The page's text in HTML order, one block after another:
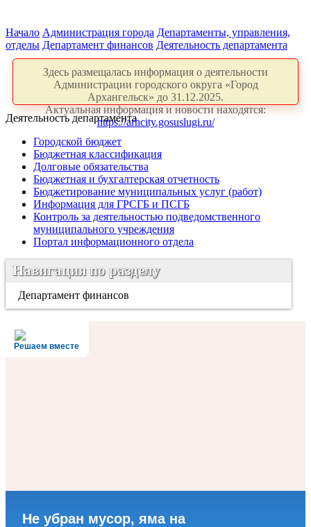
Начало Администрация города Департаменты, управления,
отделы Департамент финансов Деятельность департамента
Здесь размещалась информация о деятельности
Администрации городского округа «Город
Архангельск» до 31.12.2025.
Актуальная информация и новости находятся:
https://arhcity.gosuslugi.ru/
Деятельность департамента
Городской бюджет
Бюджетная классификация
Долговые обязательства
Бюджетная и бухгалтерская отчетность
Бюджетирование муниципальных услуг (работ)
Информация для ГРСГБ и ПСГБ
Контроль за деятельностью подведомственного
муниципального учреждения
Портал информационного отдела
Навигация по разделу
Департамент финансов
Решаем вместе
Не убран мусор, яма на